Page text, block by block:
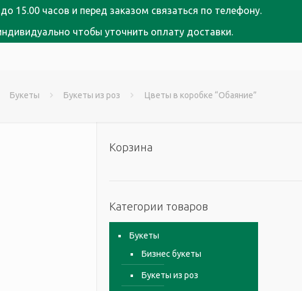
15.00 часов и перед заказом связаться по телефону.
чтобы уточнить оплату доставки.
Букеты Букеты из роз Цветы в коробке “Обаяние”
Корзина
Категории товаров
Букеты
Бизнес букеты
Букеты из роз